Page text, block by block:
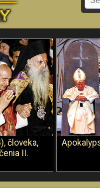
človeka,
II.